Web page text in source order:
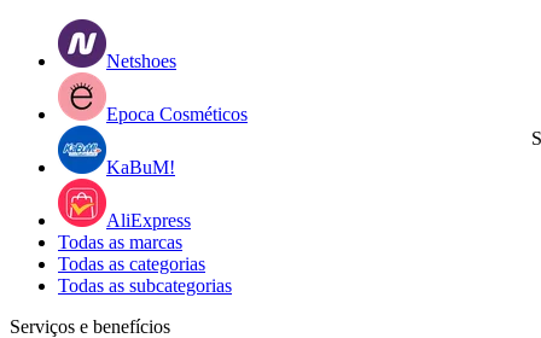
Netshoes
Epoca Cosméticos
KaBuM!
AliExpress
Todas as marcas
Todas as categorias
Todas as subcategorias
Serviços e benefícios